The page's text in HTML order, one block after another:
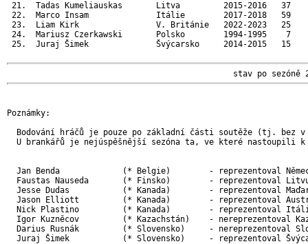
21.  Tadas Kumeliauskas       Litva         2015-2016
22.  Marco Insam              Itálie        2017-2018   59
23.  Liam Kirk                V. Británie   2022-2023   25
24.  Mariusz Czerkawski       Polsko        1994-1995    7
25.  Juraj Šimek              Švýcarsko     2014-2015
stav po sezóně
Poznámky:
Bodování hráčů je pouze po základní části soutěže (tj. bez v
U brankářů je nejúspěšnější sezóna ta, ve které nastoupili
Jan Benda             (* Belgie)        - reprezentoval
Faustas Nauseda       (* Finsko)        - reprezentoval
Jesse Dudas           (* Kanada)        - reprezentoval
Jason Elliott         (* Kanada)        - reprezentoval
Nick Plastino         (* Kanada)        - reprezentoval
Igor Kuzněcov         (* Kazachstán)    - nereprezentoval
Darius Rusnák         (* Slovensko)     - nereprezentoval
Juraj Šimek           (* Slovensko)     - reprezentoval